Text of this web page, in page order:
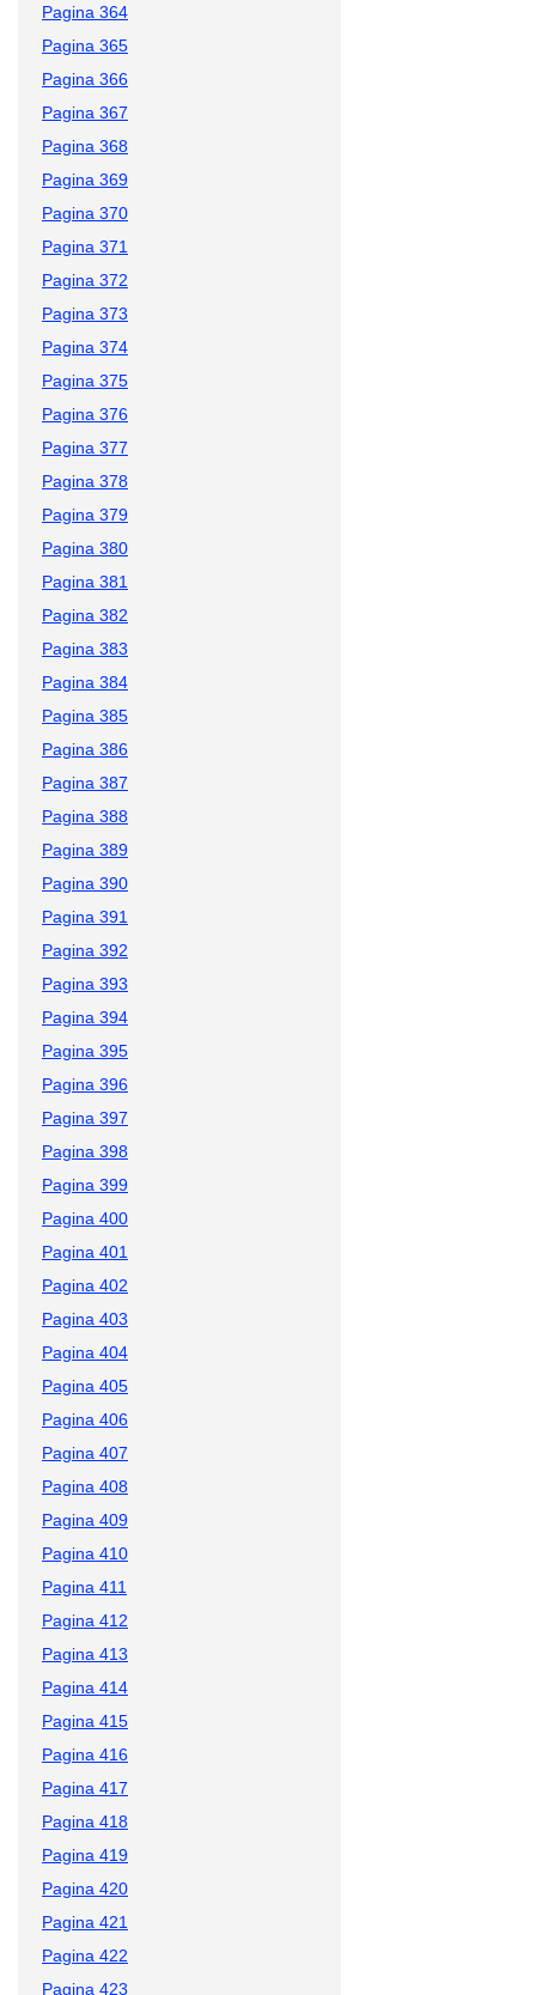
Pagina 364
Pagina 365
Pagina 366
Pagina 367
Pagina 368
Pagina 369
Pagina 370
Pagina 371
Pagina 372
Pagina 373
Pagina 374
Pagina 375
Pagina 376
Pagina 377
Pagina 378
Pagina 379
Pagina 380
Pagina 381
Pagina 382
Pagina 383
Pagina 384
Pagina 385
Pagina 386
Pagina 387
Pagina 388
Pagina 389
Pagina 390
Pagina 391
Pagina 392
Pagina 393
Pagina 394
Pagina 395
Pagina 396
Pagina 397
Pagina 398
Pagina 399
Pagina 400
Pagina 401
Pagina 402
Pagina 403
Pagina 404
Pagina 405
Pagina 406
Pagina 407
Pagina 408
Pagina 409
Pagina 410
Pagina 411
Pagina 412
Pagina 413
Pagina 414
Pagina 415
Pagina 416
Pagina 417
Pagina 418
Pagina 419
Pagina 420
Pagina 421
Pagina 422
Pagina 423